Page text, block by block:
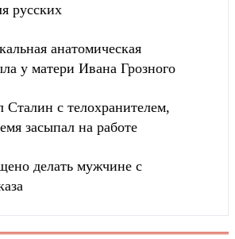
русских
анатомическая
у матери Ивана Грозного
Сталин с телохранителем,
засыпал на работе
делать мужчине с